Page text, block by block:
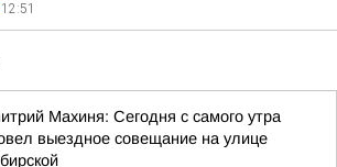
12:51
Махиня: Сегодня с самого утра
выездное совещание на улице